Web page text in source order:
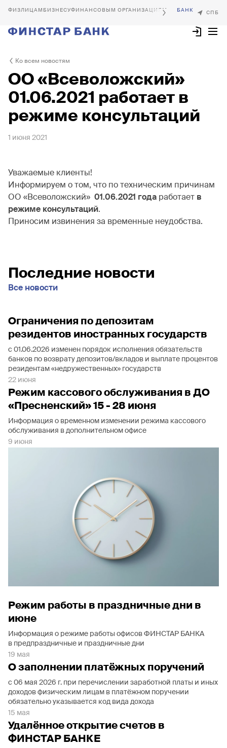
БИЗНЕСУФИНАНСОВЫМ ОРГАНИЗАЦИЯМ
Ко всем новостям
ОО «Всеволожский»
01.06.2021 работает в
режиме консультаций
1 июня 2021
Уважаемые клиенты!
Информируем о том, что по техническим причинам
ОО «Всеволожский» 01.06.2021 года работает в
режиме консультаций.
Приносим извинения за временные неудобства.
Последние новости
Все новости
Ограничения по депозитам
резидентов иностранных государств
с 01.06.2026 изменен порядок исполнения обязательств
банков по возврату депозитов/вкладов и выплате процентов
резидентам «недружественных» государств
22 июня
Режим кассового обслуживания в ДО
«Пресненский» 15 - 28 июня
Информация о временном изменении режима кассового
обслуживания в дополнительном офисе
9 июня
Режим работы в праздничные дни в
июне
Информация о режиме работы офисов ФИНСТАР БАНКА
в предпраздничные и праздничные дни
19 мая
О заполнении платёжных поручений
с 06 мая 2026 г. при перечислении заработной платы и иных
доходов физическим лицам в платёжном поручении
обязательно указывается код вида дохода
15 мая
Удалённое открытие счетов в
ФИНСТАР БАНКЕ